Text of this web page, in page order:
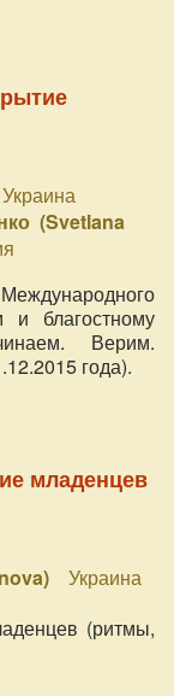
Украина
(Svetlana
и благостному
Верим.
года).
младенцев
Украина
(ритмы,